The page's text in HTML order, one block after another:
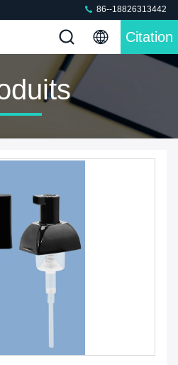
86--18826313442
Citation